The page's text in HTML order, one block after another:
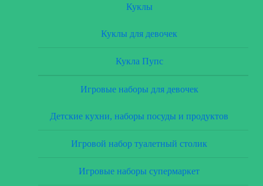
Куклы
Куклы для девочек
Кукла Пупс
Игровые наборы для девочек
Детские кухни, наборы посуды и продуктов
Игровой набор туалетный столик
Игровые наборы супермаркет